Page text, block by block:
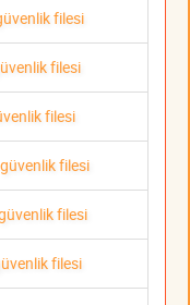
filesi
filesi
filesi
filesi
filesi
filesi